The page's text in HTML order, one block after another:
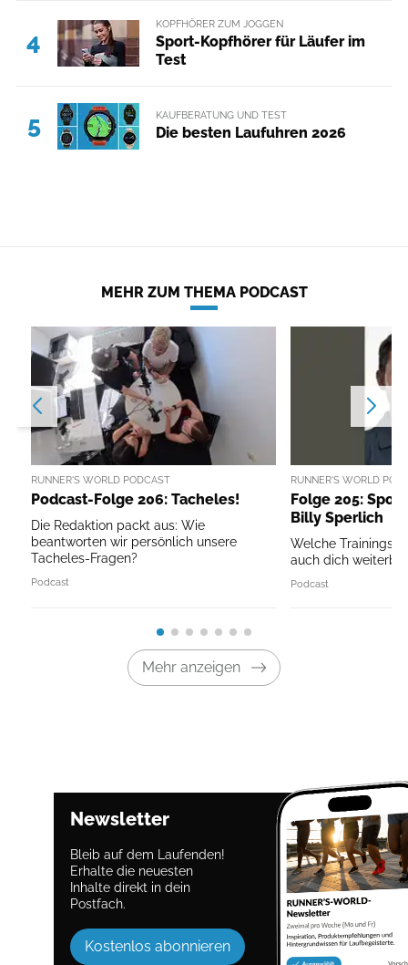
4
KOPFHÖRER ZUM JOGGEN
Sport-Kopfhörer für Läufer im
Test
5 KAUFBERATUNG UND TEST
Die besten Laufuhren 2026
MEHR ZUM THEMA PODCAST
RUNNER'S WORLD PODCAST
Podcast-Folge 206: Tacheles!
Die Redaktion packt aus: Wie
beantworten wir persönlich unsere
Tacheles-Fragen?
Podcast
RUNNER'S WORLD
Folge 205:
Billy Sperlich
Welche
auch dich
Podcast
Mehr anzeigen
Newsletter
Bleib auf dem Laufenden!
Erhalte die neuesten
Inhalte direkt in dein
Postfach.
Kostenlos abonnieren